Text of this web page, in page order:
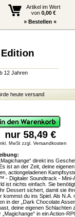
Artikel im Wert
von 0,00 €
» Bestellen «
12 Jahren
heute versand
nur 58,49 €
MwSt zzgl. Versandkosten
direkt ins
ist an der Zeit, deine
actiongeladenen
- Digitaler Soundtrack -
ist nichts einfach. Sie
Dessert sichert, damit sie
kommst du ins Spiel. Als
in der „Dark Chocolate
deine eigenen
in ein Action-